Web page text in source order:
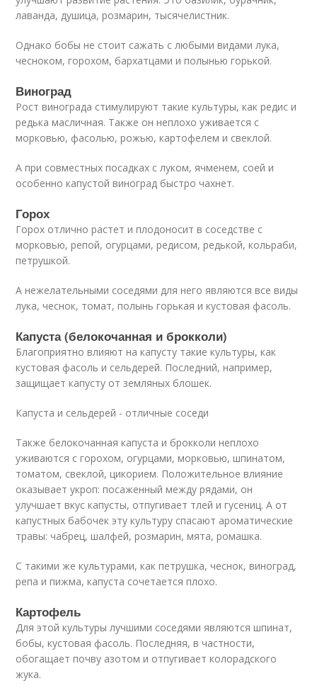
лаванда, душица, розмарин, тысячелистник.
Однако бобы не стоит сажать с любыми видами лука,
чесноком, горохом, бархатцами и полынью горькой.
Виноград
Рост винограда стимулируют такие культуры, как редис и
редька масличная. Также он неплохо уживается с
морковью, фасолью, рожью, картофелем и свеклой.
А при совместных посадках с луком, ячменем, соей и
особенно капустой виноград быстро чахнет.
Горох
Горох отлично растет и плодоносит в соседстве с
морковью, репой, огурцами, редисом, редькой, кольраби,
петрушкой.
А нежелательными соседями для него являются все виды
лука, чеснок, томат, полынь горькая и кустовая фасоль.
Капуста (белокочанная и брокколи)
Благоприятно влияют на капусту такие культуры, как
кустовая фасоль и сельдерей. Последний, например,
защищает капусту от земляных блошек.
Капуста и сельдерей - отличные соседи
Также белокочанная капуста и брокколи неплохо
уживаются с горохом, огурцами, морковью, шпинатом,
томатом, свеклой, цикорием. Положительное влияние
оказывает укроп: посаженный между рядами, он
улучшает вкус капусты, отпугивает тлей и гусениц. А от
капустных бабочек эту культуру спасают ароматические
травы: чабрец, шалфей, розмарин, мята, ромашка.
С такими же культурами, как петрушка, чеснок, виноград,
репа и пижма, капуста сочетается плохо.
Картофель
Для этой культуры лучшими соседями являются шпинат,
бобы, кустовая фасоль. Последняя, в частности,
обогащает почву азотом и отпугивает колорадского
жука.